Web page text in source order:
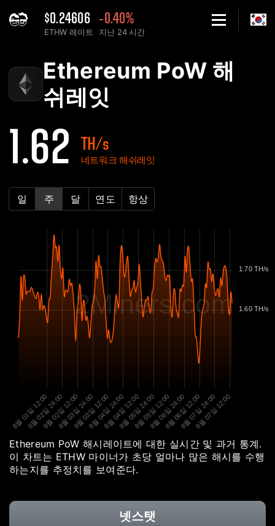
$0.24606
ETHW 레이트
-0.40%
지난 24 시간
Ethereum PoW 해
쉬레잇
1.62 TH/s
네트워크 해쉬레잇
일 주 달 연도 항상
2Miners.com
8월 01일 12:00
8월 02일 24:00
8월 02일 12:00
8월 03일 24:00
8월 03일 12:00
8월 04일 24:00
8월 04일 12:00
8월 05일 24:00
8월 05일 12:00
8월 06일 24:00
8월 06일 12:00
8월 07일 24:00
8월 07일 12:00
1.60 TH/s
1.70 TH/s
Ethereum PoW 해시레이트에 대한 실시간 및 과거 통계.
이 차트는 ETHW 마이너가 초당 얼마나 많은 해시를 수행
하는지를 추정치를 보여준다.
넷스탯